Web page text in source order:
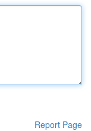
Report Page